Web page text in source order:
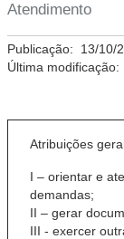
Atendimento
Publicação: 13/10/
Última modificação:
Atribuições
I – orientar e
demandas;
II – gerar
III - exercer